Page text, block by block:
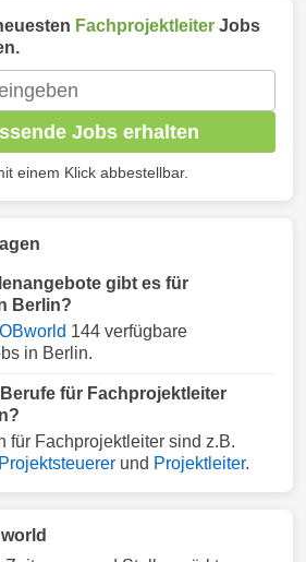
Fachprojektleiter Jobs
Jobs erhalten
einem Klick abbestellbar.
gibt es für
Berlin?
144 verfügbare
in Berlin.
für Fachprojektleiter
für Fachprojektleiter sind z.B.
Projektsteuerer und Projektleiter.